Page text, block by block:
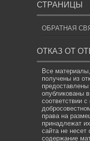
СТРАНИЦЫ
ОБРАТНАЯ
ОТКАЗ ОТ
Все
получены из
опубликованы
соответствии
права на
принадлежат
сайта не несет
содержание